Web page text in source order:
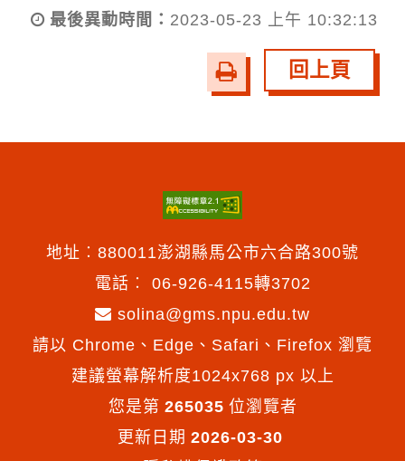
最後異動時間： 2023-05-23 上午 10:32:13
友
善
印
回上頁
地址︰880011澎湖縣馬公市六合路300號
電話︰ 06-926-4115轉3702
solina@gms.npu.edu.tw
請以 Chrome、Edge、Safari、Firefox 瀏覽
建議螢幕解析度1024x768 px 以上
您是第 265035 位瀏覽者
更新日期 2026-03-30